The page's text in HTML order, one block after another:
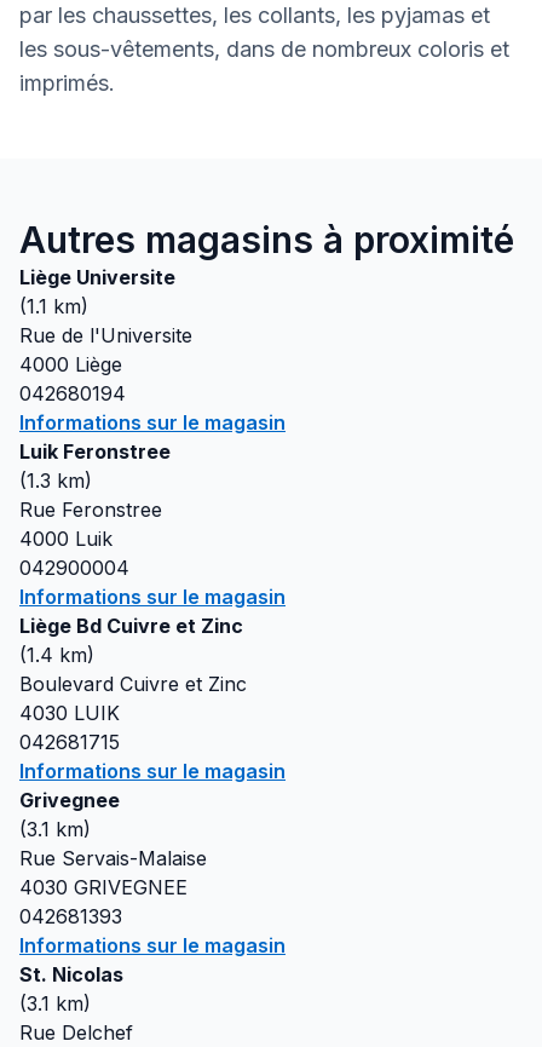
par les chaussettes, les collants, les pyjamas et
les sous-vêtements, dans de nombreux coloris et
imprimés.
Autres magasins à proximité
Liège Universite
(1.1 km)
Rue de l'Universite
4000 Liège
042680194
Informations sur le magasin
Luik Feronstree
(1.3 km)
Rue Feronstree
4000 Luik
042900004
Informations sur le magasin
Liège Bd Cuivre et Zinc
(1.4 km)
Boulevard Cuivre et Zinc
4030 LUIK
042681715
Informations sur le magasin
Grivegnee
(3.1 km)
Rue Servais-Malaise
4030 GRIVEGNEE
042681393
Informations sur le magasin
St. Nicolas
(3.1 km)
Rue Delchef